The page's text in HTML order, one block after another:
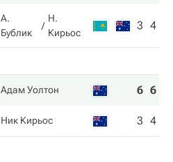
А.
Бублик
Н.
Кирьос
3 4
Адам Уолтон 6 6
Ник Кирьос 3 4